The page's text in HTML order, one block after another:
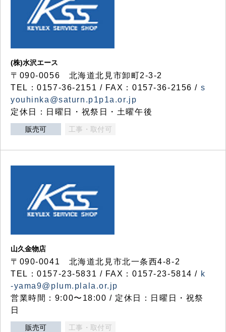
(株)水沢エース
〒090-0056 北海道北見市卸町2-3-2
TEL：0157-36-2151 / FAX：0157-36-2156 / s
youhinka@saturn.p1p1a.or.jp
定休日：日曜日・祝祭日・土曜午後
販売可 工事・取付可
山久金物店
〒090-0041 北海道北見市北一条西4-8-2
TEL：0157-23-5831 / FAX：0157-23-5814 / k
-yama9@plum.plala.or.jp
営業時間：9:00〜18:00 / 定休日：日曜日・祝祭
日
販売可 工事・取付可